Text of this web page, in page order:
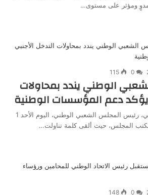
ومؤثر على مستوى…
0
115
الوطني يندد بمحاولات
دعم المؤسسات الوطنية
ترأس السيد إبراهيم بوغالي، رئيس المجلس الشعبي الوطني، اليوم الأحد 1
0
148